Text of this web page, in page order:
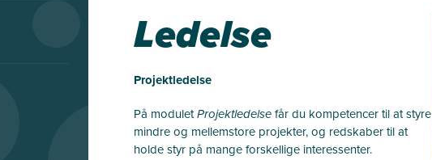
Ledelse
Projektledelse
På moduletProjektledelsefår du kompetencer til at styre
mindre og mellemstore projekter, og redskaber til at
holde styr på mange forskellige interessenter.